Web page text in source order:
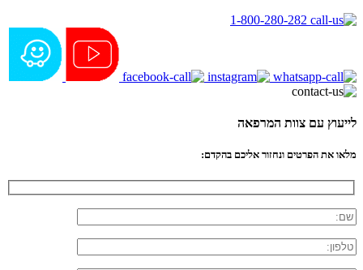
1-800-280-282
לייעוץ עם צוות המרפאה
מלאו את הפרטים ונחזור אליכם בהקדם: